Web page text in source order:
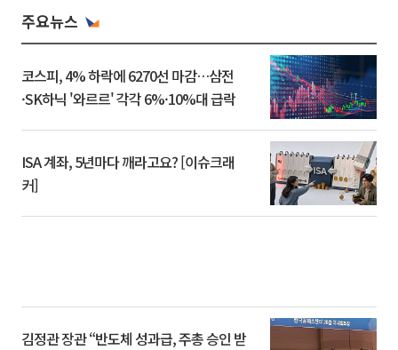
주요뉴스
코스피, 4% 하락에 6270선 마감…삼전
·SK하닉 '와르르' 각각 6%·10%대 급락
ISA 계좌, 5년마다 깨라고요? [이슈크래
커]
김정관 장관 “반도체 성과급, 주총 승인 받